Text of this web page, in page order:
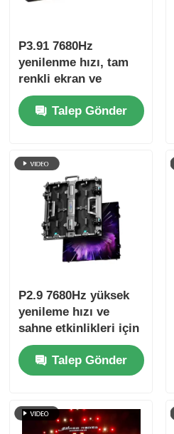
P3.91 7680Hz
yenilenme hızı, tam
renkli ekran ve
konserler ve sahne
etkinlikleri için IP65
koruması ile açık
duvarı
Talep Gönder
P2.9 7680Hz yüksek
yenileme hızı ve
sahne etkinlikleri için
çift güç ve sinyal
yedeklemesi ile ince
piksel pitch LED
Talep Gönder